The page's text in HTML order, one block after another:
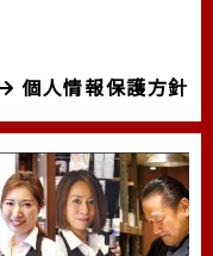
個人情報保護方針